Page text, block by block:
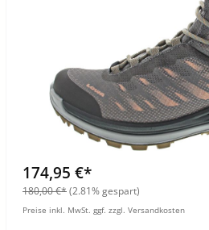
174,95 €*
180,00 €*(2.81% gespart)
Preise inkl. MwSt. ggf. zzgl. Versandkosten